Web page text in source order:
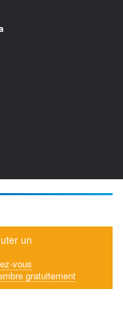
un
vous
gratuitement